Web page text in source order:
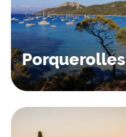
Porquerolles